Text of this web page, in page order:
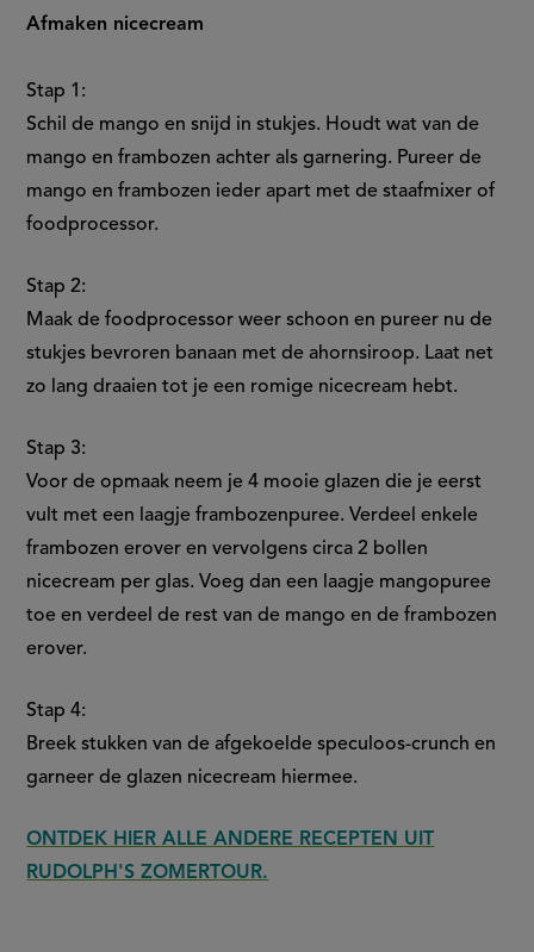
Afmaken nicecream
Stap 1:
Schil de mango en snijd in stukjes. Houdt wat van de
mango en frambozen achter als garnering. Pureer de
mango en frambozen ieder apart met de staafmixer of
foodprocessor.
Stap 2:
Maak de foodprocessor weer schoon en pureer nu de
stukjes bevroren banaan met de ahornsiroop. Laat net
zo lang draaien tot je een romige nicecream hebt.
Stap 3:
Voor de opmaak neem je 4 mooie glazen die je eerst
vult met een laagje frambozenpuree. Verdeel enkele
frambozen erover en vervolgens circa 2 bollen
nicecream per glas. Voeg dan een laagje mangopuree
toe en verdeel de rest van de mango en de frambozen
erover.
Stap 4:
Breek stukken van de afgekoelde speculoos-crunch en
garneer de glazen nicecream hiermee.
ONTDEK HIER ALLE ANDERE RECEPTEN UIT
RUDOLPH'S ZOMERTOUR.